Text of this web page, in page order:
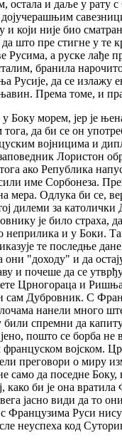
остала и даље у
који није био
што пре стигне у те
а руске лађе
бранила
да се излажу
Према томе, и
морем, јер је
да би се он
војницима и
Лористон
ако Република
име Сорбонеза.
Одлука би се,
дилеми за
је било страха,
и у Боки.
те последње
"доходу" и да
и почеше да се
Црногораца и
Дубровник. С
нанели много
спремни да
пошто се борба
војском.
преговори о миру
да поседне Боку,
би је она
јасно види да то
Руси
неуспеха код